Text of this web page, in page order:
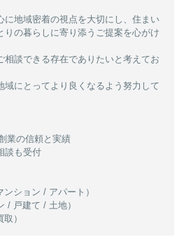
に地域密着の視点を大切にし、住まい
りの暮らしに寄り添うご提案を心がけ
相談できる存在でありたいと考えてお
域にとってより良くなるよう努力して
業の信頼と実績
談も受付
ション / アパート）
/ 戸建て / 土地）
）